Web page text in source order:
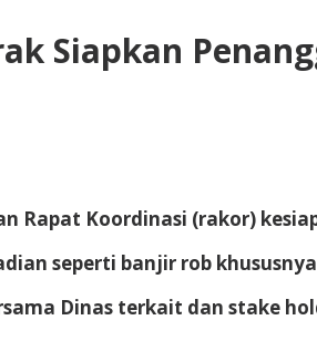
Siapkan
Rapat Koordinasi (rakor)
seperti banjir rob
Dinas terkait dan stake